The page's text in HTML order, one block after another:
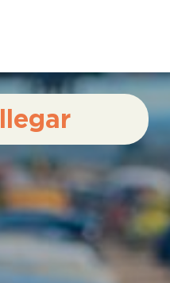
llegar